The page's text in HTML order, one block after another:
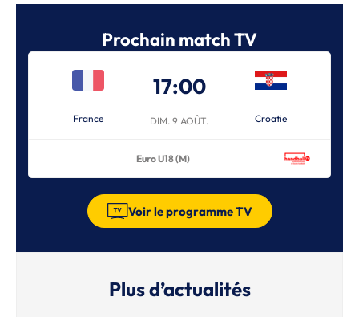
Prochain match TV
France
17:00
DIM. 9 AOÛT. Croatie
Euro U18 (M)
Voir le programme TV
Plus d’actualités